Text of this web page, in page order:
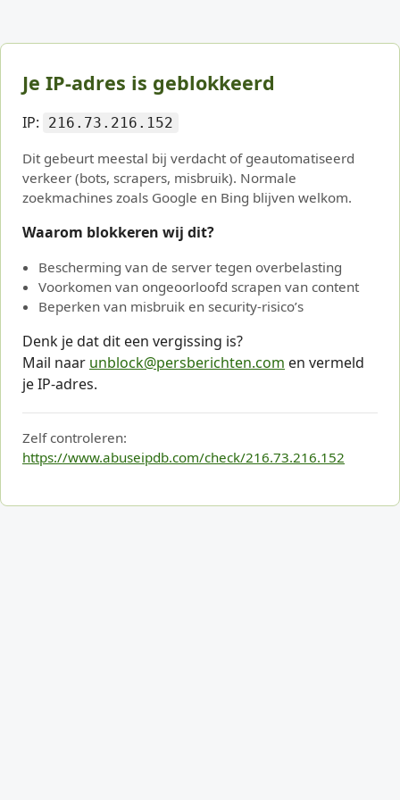
Je IP-adres is geblokkeerd
IP: 216.73.216.152
Dit gebeurt meestal bij verdacht of geautomatiseerd
verkeer (bots, scrapers, misbruik). Normale
zoekmachines zoals Google en Bing blijven welkom.
Waarom blokkeren wij dit?
Bescherming van de server tegen overbelasting
Voorkomen van ongeoorloofd scrapen van content
Beperken van misbruik en security-risico’s
Denk je dat dit een vergissing is?
Mail naar unblock@persberichten.com en vermeld
je IP-adres.
Zelf controleren:
https://www.abuseipdb.com/check/216.73.216.152